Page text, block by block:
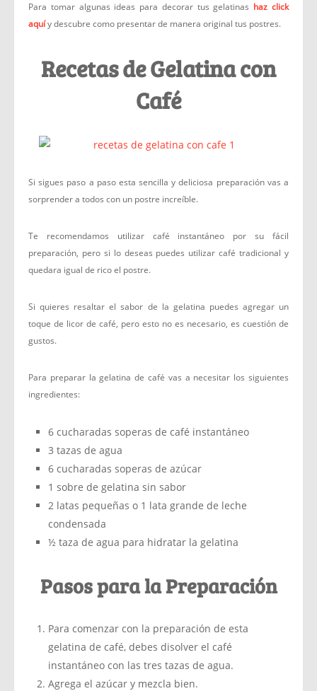
Para tomar algunas ideas para decorar tus gelatinas haz click
aquíy descubre como presentar de manera original tus postres.
Recetas de Gelatina con
Café
Si sigues paso a paso esta sencilla y deliciosa preparación vas a
sorprender a todos con un postre increíble.
Te recomendamos utilizar café instantáneo por su fácil
preparación, pero si lo deseas puedes utilizar café tradicional y
quedara igual de rico el postre.
Si quieres resaltar el sabor de la gelatina puedes agregar un
toque de licor de café, pero esto no es necesario, es cuestión de
gustos.
Para preparar la gelatina de café vas a necesitar los siguientes
ingredientes:
6 cucharadas soperas de café instantáneo
3 tazas de agua
6 cucharadas soperas de azúcar
1 sobre de gelatina sin sabor
2 latas pequeñas o 1 lata grande de leche
condensada
½ taza de agua para hidratar la gelatina
Pasos para la Preparación
Para comenzar con la preparación de esta
gelatina de café, debes disolver el café
instantáneo con las tres tazas de agua.
Agrega el azúcar y mezcla bien.